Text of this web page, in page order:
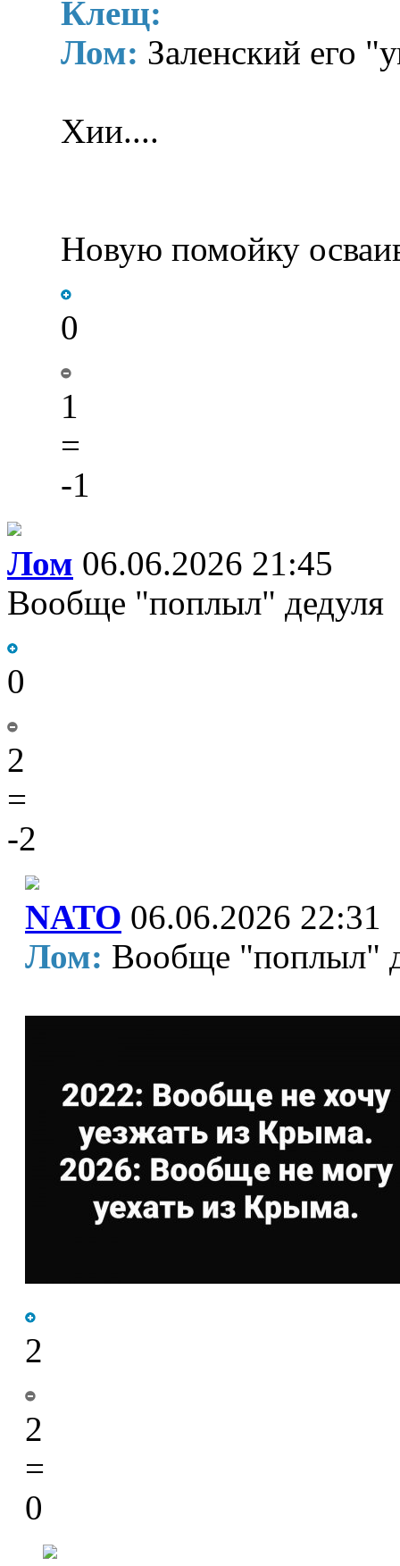
Клещ:
Лом: Заленский его
Хии....
Новую помойку
0
1
=
-1
Лом 06.06.2026 21:45
Вообще "поплыл" дедуля
0
2
=
-2
NATO 06.06.2026 22:31
Лом: Вообще "поплыл"
2
2
=
0